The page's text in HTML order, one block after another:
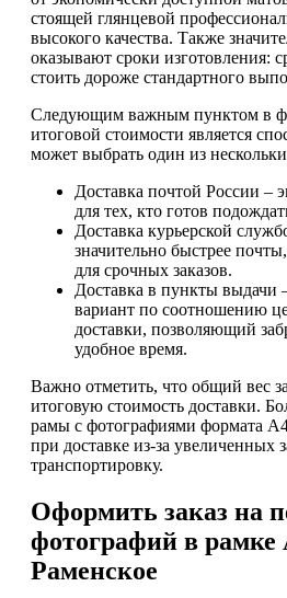
стоящей глянцевой
высокого качества. Также
оказывают сроки изготовления:
стоить дороже стандартного
Следующим важным пунктом в
итоговой стоимости является
может выбрать один из
Доставка почтой России –
для тех, кто готов
Доставка курьерской
значительно быстрее
для срочных заказов.
Доставка в пункты выдачи
вариант по соотношению
доставки, позволяющий
удобное время.
Важно отметить, что общий вес
итоговую стоимость доставки.
рамы с фотографиями формата
при доставке из-за увеличенных
транспортировку.
Оформить заказ на
фотографий в рамке
Раменское